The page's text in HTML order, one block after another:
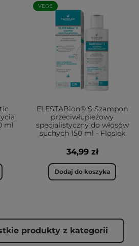
ml
VEGE
ELESTABion® S Szampon
przeciwłupieżowy
specjalistyczny do włosów
suchych 150 ml - Floslek
34,99 zł
Dodaj do koszyka
produkty z kategorii